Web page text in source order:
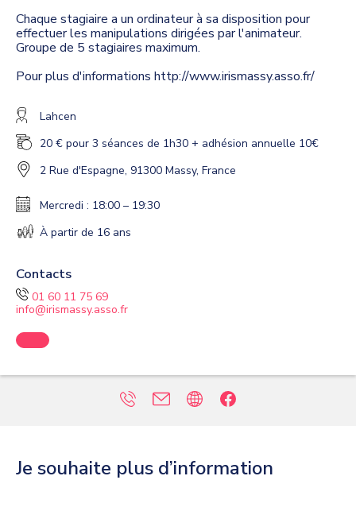
Chaque stagiaire a un ordinateur à sa disposition pour
effectuer les manipulations dirigées par l'animateur.
Groupe de 5 stagiaires maximum.
Pour plus d'informations http://www.irismassy.asso.fr/
Lahcen
20 € pour 3 séances de 1h30 + adhésion annuelle 10€
2 Rue d'Espagne, 91300 Massy, France
Mercredi : 18:00 – 19:30
À partir de 16 ans
Contacts
01 60 11 75 69
info@irismassy.asso.fr
Je souhaite plus d’information